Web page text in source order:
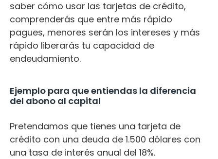
saber cómo usar las tarjetas de crédito,
comprenderás que entre más rápido
pagues, menores serán los intereses y más
rápido liberarás tu capacidad de
endeudamiento.
Ejemplo para que entiendas la diferencia
del abono al capital
Pretendamos que tienes una tarjeta de
crédito con una deuda de 1.500 dólares con
una tasa de interés anual del 18%.